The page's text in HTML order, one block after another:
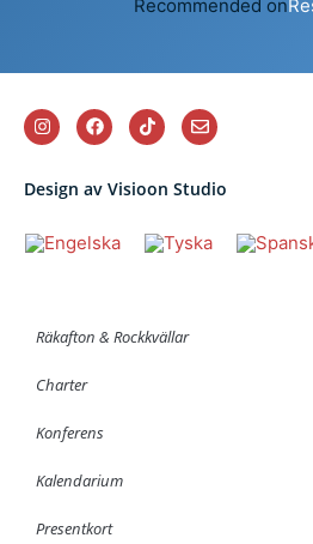
Recommended on
Design av Visioon Studio
Räkafton & Rockkvällar
Charter
Konferens
Kalendarium
Presentkort